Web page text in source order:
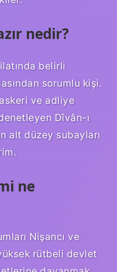
nedir?
belirli
sorumlu kişi.
ve adliye
Dîvân-ı
alt düzey subayları
ne
Nişancı ve
rütbeli devlet